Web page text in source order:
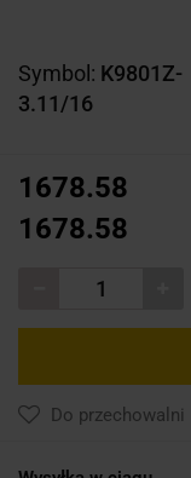
Symbol: K9801Z-
3.11/16
1678.58
1678.58
Do przechowalni